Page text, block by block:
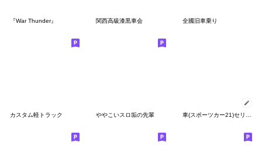
『War Thunder』 関西高級漆黒車会 全國旧車乗り
カスタム軽トラック ややこいスロ垢の先輩